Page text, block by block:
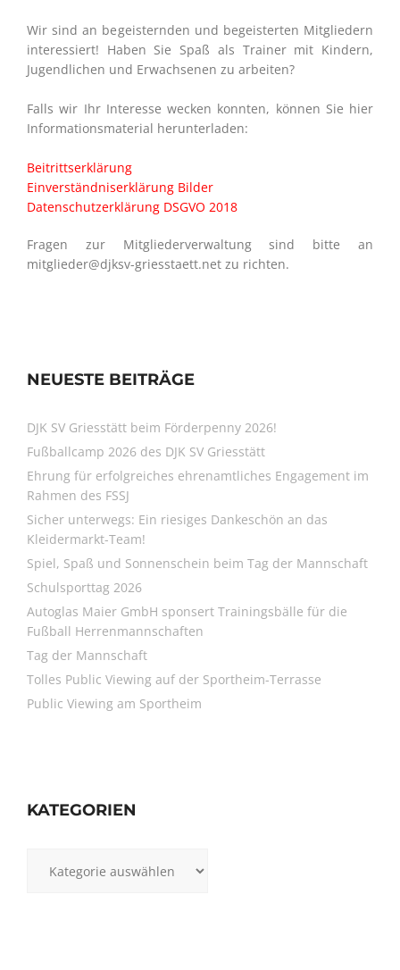
Wir sind an begeisternden und begeisterten Mitgliedern
interessiert! Haben Sie Spaß als Trainer mit Kindern,
Jugendlichen und Erwachsenen zu arbeiten?
Falls wir Ihr Interesse wecken konnten, können Sie hier
Informationsmaterial herunterladen:
Beitrittserklärung
Einverständniserklärung Bilder
Datenschutzerklärung DSGVO 2018
Fragen zur Mitgliederverwaltung sind bitte an
mitglieder@djksv-griesstaett.net zu richten.
NEUESTE BEITRÄGE
DJK SV Griesstätt beim Förderpenny 2026!
Fußballcamp 2026 des DJK SV Griesstätt
Ehrung für erfolgreiches ehrenamtliches Engagement im
Rahmen des FSSJ
Sicher unterwegs: Ein riesiges Dankeschön an das
Kleidermarkt-Team!
Spiel, Spaß und Sonnenschein beim Tag der Mannschaft
Schulsporttag 2026
Autoglas Maier GmbH sponsert Trainingsbälle für die
Fußball Herrenmannschaften
Tag der Mannschaft
Tolles Public Viewing auf der Sportheim-Terrasse
Public Viewing am Sportheim
KATEGORIEN